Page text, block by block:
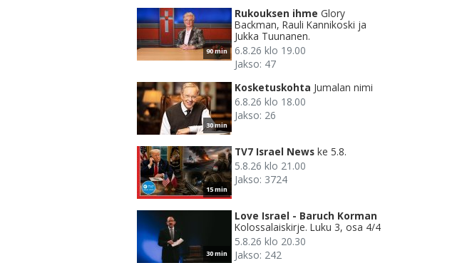
90 min
Rukouksen ihme Glory
Backman, Rauli Kannikoski ja
Jukka Tuunanen.
6.8.26 klo 19.00
Jakso: 47
30 min
Kosketuskohta Jumalan nimi
6.8.26 klo 18.00
Jakso: 26
15 min
TV7 Israel News ke 5.8.
5.8.26 klo 21.00
Jakso: 3724
30 min
Love Israel - Baruch Korman
Kolossalaiskirje. Luku 3, osa 4/4
5.8.26 klo 20.30
Jakso: 242